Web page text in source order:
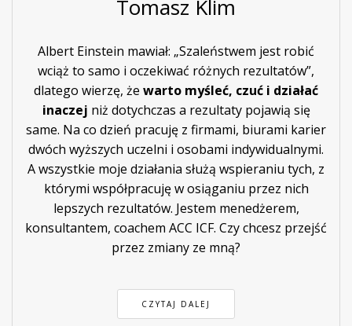
Tomasz Klim
Albert Einstein mawiał: „Szaleństwem jest robić
wciąż to samo i oczekiwać różnych rezultatów”,
dlatego wierzę, że warto myśleć, czuć i działać
inaczej niż dotychczas a rezultaty pojawią się
same. Na co dzień pracuję z firmami, biurami karier
dwóch wyższych uczelni i osobami indywidualnymi.
A wszystkie moje działania służą wspieraniu tych, z
którymi współpracuję w osiąganiu przez nich
lepszych rezultatów. Jestem menedżerem,
konsultantem, coachem ACC ICF. Czy chcesz przejść
przez zmiany ze mną?
CZYTAJ DALEJ